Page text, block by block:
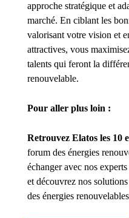
approche stratégique et
marché. En ciblant les
valorisant votre vision et
attractives, vous
talents qui feront la
renouvelable.
Pour aller plus loin :
Retrouvez Elatos les 10
forum des énergies
échanger avec nos
et découvrez nos
des énergies